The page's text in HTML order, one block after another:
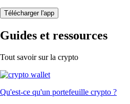
Télécharger l'app
Guides et ressources
Tout savoir sur la crypto
Qu'est-ce qu'un portefeuille crypto ?